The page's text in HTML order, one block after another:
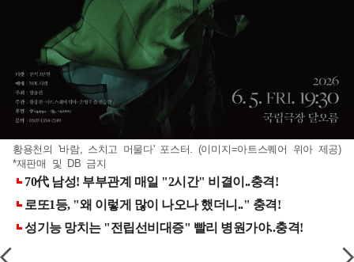
황용천의 '바람, 스치고 머물다' 포스터. (이미지=아트스퀘어 위아 제공)
*재판매 및 DB 금지